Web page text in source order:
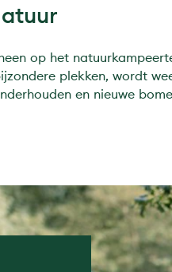
op het
plekken, wordt
en nieuwe